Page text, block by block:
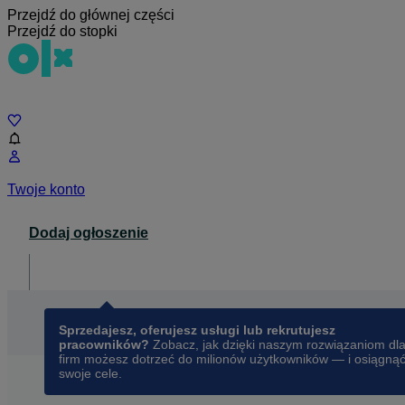
Przejdź do głównej części
Przejdź do stopki
Twoje konto
Dodaj ogłoszenie
Sprzedajesz, oferujesz usługi lub rekrutujesz
pracowników? Zobacz, jak dzięki naszym rozwiązaniom dla
firm możesz dotrzeć do milionów użytkowników — i osiągnąć
swoje cele.